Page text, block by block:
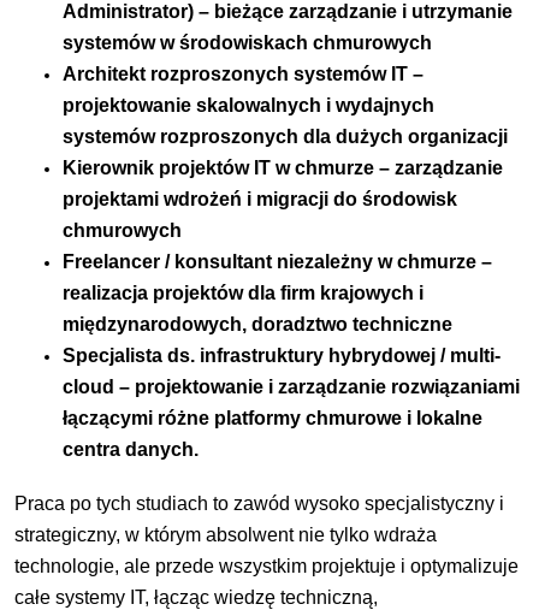
Administrator) – bieżące zarządzanie i utrzymanie
systemów w środowiskach chmurowych
Architekt rozproszonych systemów IT –
projektowanie skalowalnych i wydajnych
systemów rozproszonych dla dużych organizacji
Kierownik projektów IT w chmurze – zarządzanie
projektami wdrożeń i migracji do środowisk
chmurowych
Freelancer / konsultant niezależny w chmurze –
realizacja projektów dla firm krajowych i
międzynarodowych, doradztwo techniczne
Specjalista ds. infrastruktury hybrydowej / multi-
cloud – projektowanie i zarządzanie rozwiązaniami
łączącymi różne platformy chmurowe i lokalne
centra danych.
Praca po tych studiach to zawód wysoko specjalistyczny i
strategiczny, w którym absolwent nie tylko wdraża
technologie, ale przede wszystkim projektuje i optymalizuje
całe systemy IT, łącząc wiedzę techniczną,